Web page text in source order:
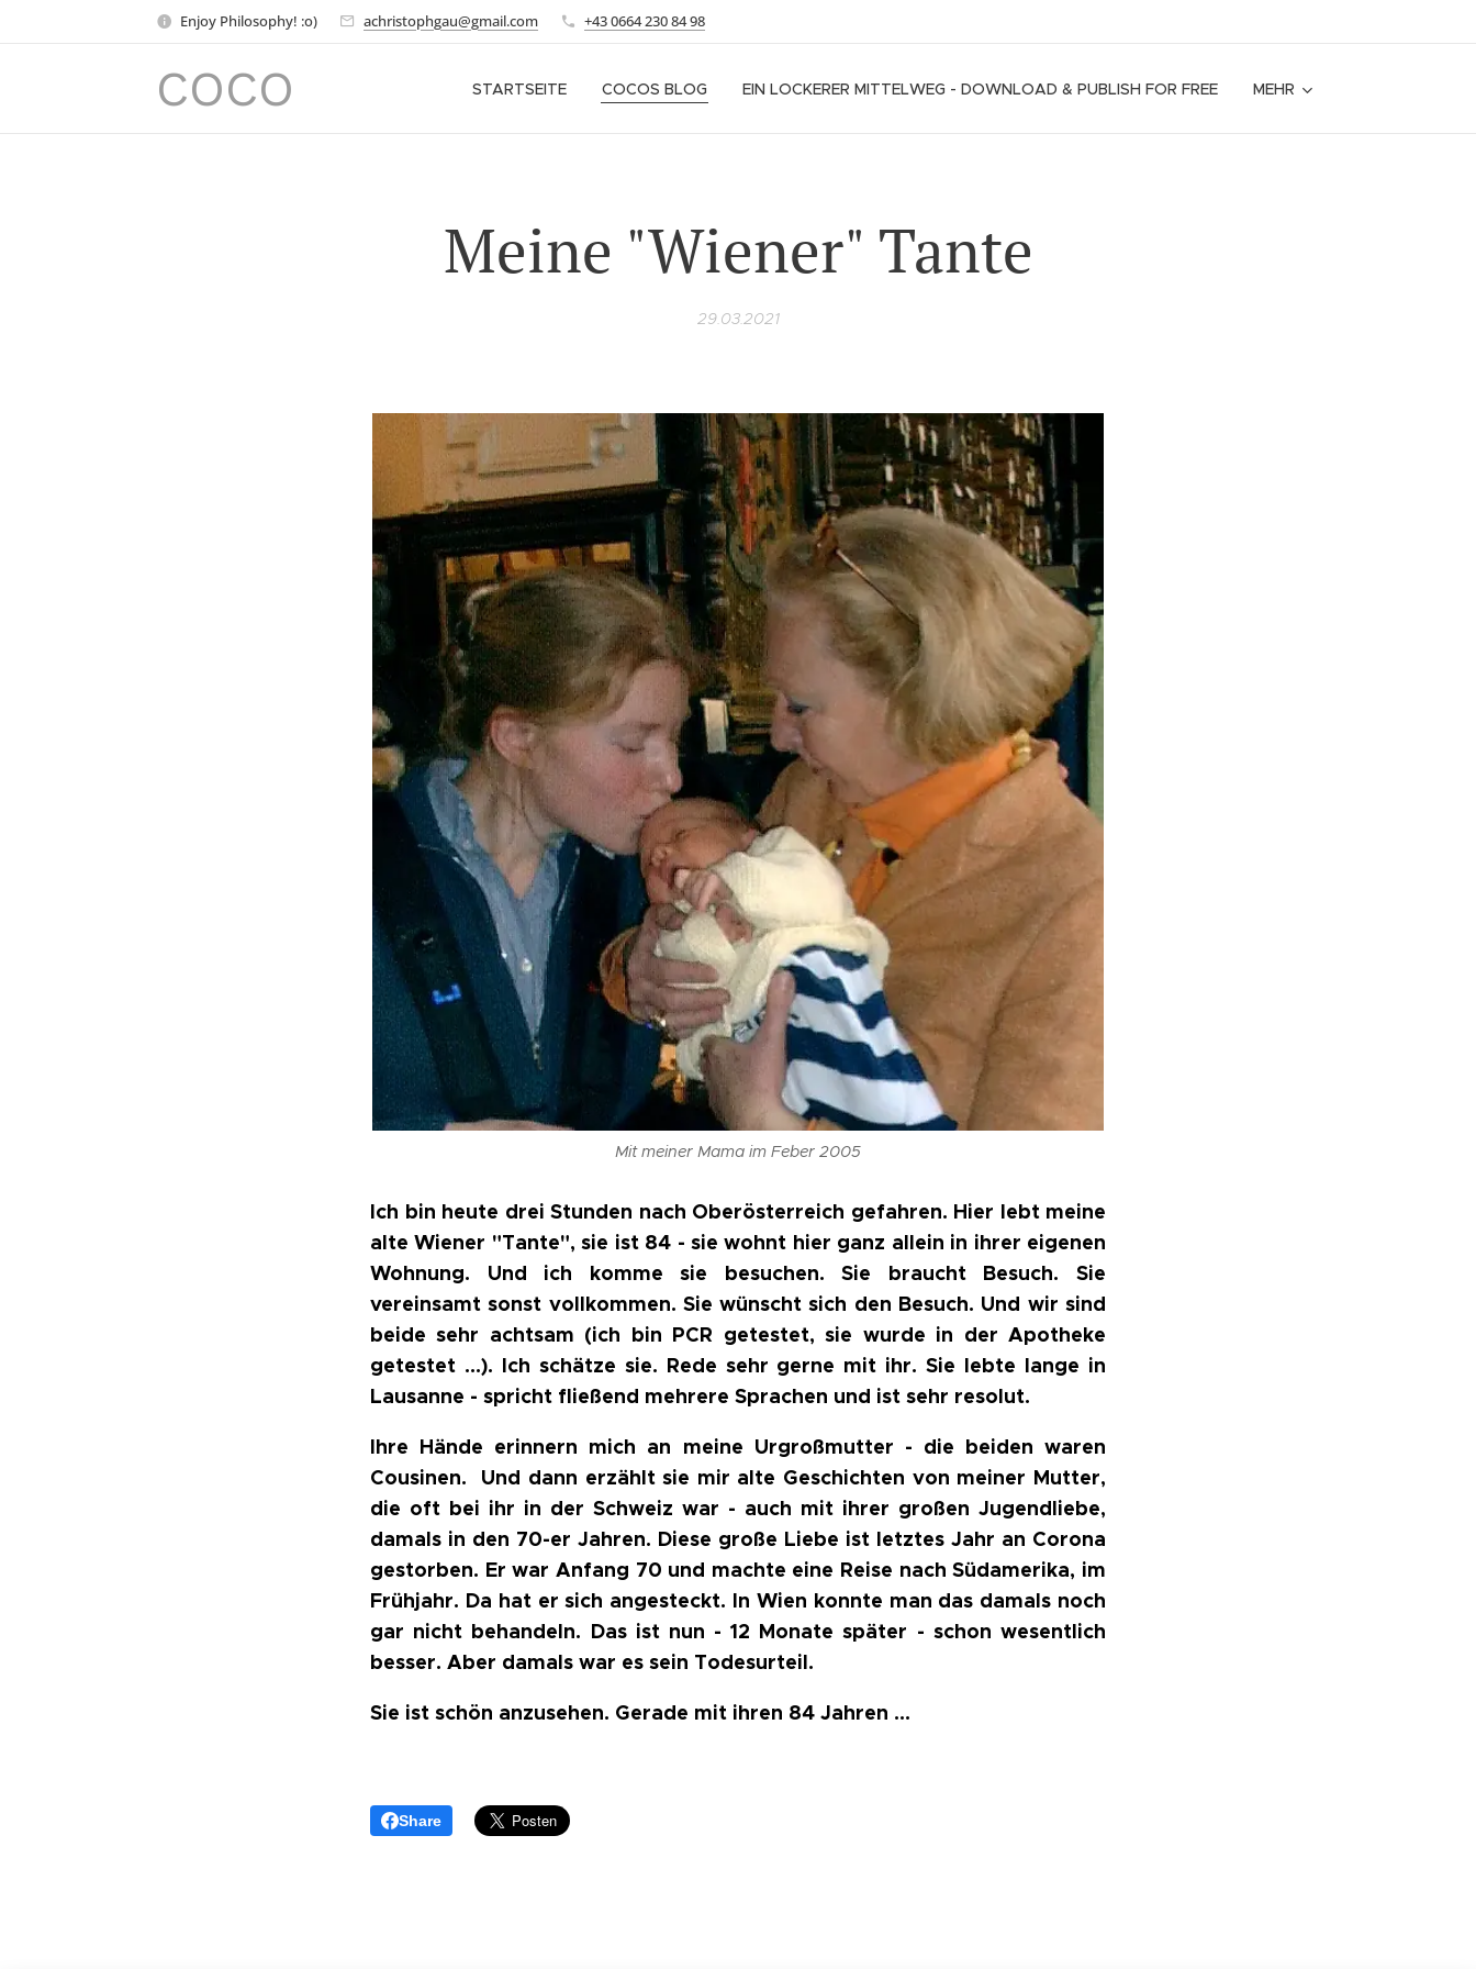
Enjoy Philosophy! :o) achristophgau@gmail.com +43 0664 230 84 98
COCO STARTSEITE COCOS BLOG EIN LOCKERER MITTELWEG - DOWNLOAD & PUBLISH FOR FREE MEHR
Meine "Wiener" Tante
29.03.2021
Mit meiner Mama im Feber 2005
Ich bin heute drei Stunden nach Oberösterreich gefahren. Hier lebt meine
alte Wiener "Tante", sie ist 84 - sie wohnt hier ganz allein in ihrer eigenen
Wohnung. Und ich komme sie besuchen. Sie braucht Besuch. Sie
vereinsamt sonst vollkommen. Sie wünscht sich den Besuch. Und wir sind
beide sehr achtsam (ich bin PCR getestet, sie wurde in der Apotheke
getestet ...). Ich schätze sie. Rede sehr gerne mit ihr. Sie lebte lange in
Lausanne - spricht fließend mehrere Sprachen und ist sehr resolut.
Ihre Hände erinnern mich an meine Urgroßmutter - die beiden waren
Cousinen. Und dann erzählt sie mir alte Geschichten von meiner Mutter,
die oft bei ihr in der Schweiz war - auch mit ihrer großen Jugendliebe,
damals in den 70-er Jahren. Diese große Liebe ist letztes Jahr an Corona
gestorben. Er war Anfang 70 und machte eine Reise nach Südamerika, im
Frühjahr. Da hat er sich angesteckt. In Wien konnte man das damals noch
gar nicht behandeln. Das ist nun - 12 Monate später - schon wesentlich
besser. Aber damals war es sein Todesurteil.
Sie ist schön anzusehen. Gerade mit ihren 84 Jahren ...
Share